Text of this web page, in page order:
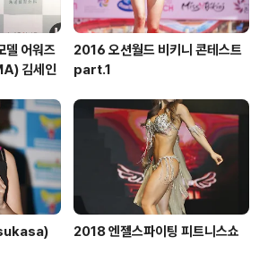
델 어워즈
김세인
2016 오션월드 비키니 콘테스트
part.1
2018 엔젤스파이팅 피트니스쇼